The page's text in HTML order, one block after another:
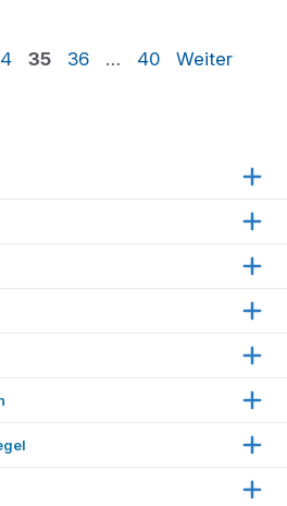
Seite
35 Seite
36 … Seite
40
Weiter
unter:
61642
senden
Altfolien